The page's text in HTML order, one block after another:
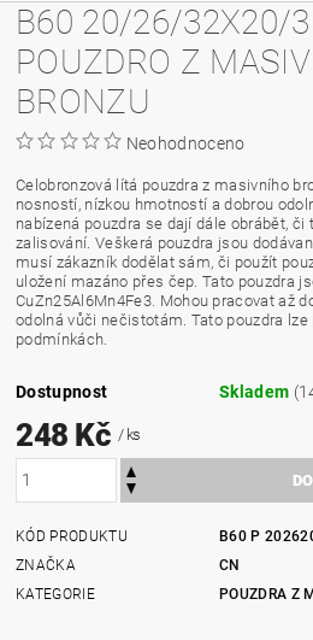
B60 20/26/32X20/3
POUZDRO Z
BRONZU
Neohodnoceno
Celobronzová lítá pouzdra z masivního
nosností, nízkou hmotností a dobrou
nabízená pouzdra se dají dále obrábět, či
zalisování. Veškerá pouzdra jsou
musí zákazník dodělat sám, či použít
uložení mazáno přes čep. Tato pouzdra
CuZn25Al6Mn4Fe3. Mohou pracovat až
odolná vůči nečistotám. Tato pouzdra
podmínkách.
Dostupnost Skladem
248 Kč / ks
KÓD PRODUKTU
B60 P
ZNAČKA
CN
KATEGORIE
POUZDRA Z